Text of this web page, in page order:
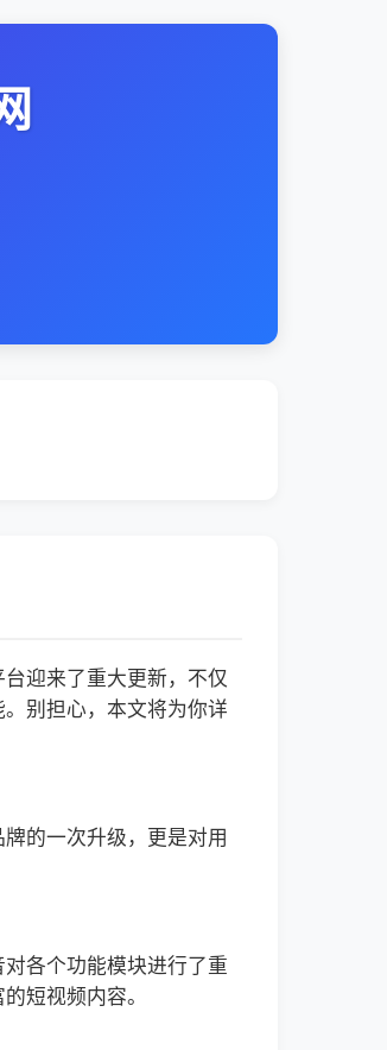
迎来了重大更新，不仅
别担心，本文将为你详
的一次升级，更是对用
各个功能模块进行了重
短视频内容。